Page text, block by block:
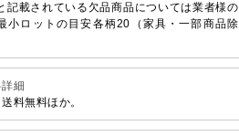
記載されている欠品商品については業者様の
小ロットの目安各柄20（家具・一部商品除
詳細
料無料ほか。